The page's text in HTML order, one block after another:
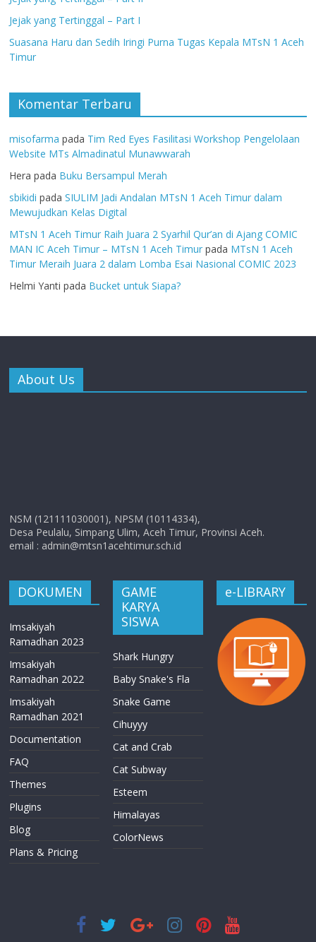
Jejak yang Tertinggal – Part I
Suasana Haru dan Sedih Iringi Purna Tugas Kepala MTsN 1 Aceh
Timur
Komentar Terbaru
misofarma pada Tim Red Eyes Fasilitasi Workshop Pengelolaan
Website MTs Almadinatul Munawwarah
Hera pada Buku Bersampul Merah
sbikidi padaSIULIM Jadi Andalan MTsN 1 Aceh Timur dalam
Mewujudkan Kelas Digital
MTsN 1 Aceh Timur Raih Juara 2 Syarhil Qur’an di Ajang COMIC
MAN IC Aceh Timur – MTsN 1 Aceh Timur pada MTsN 1 Aceh
Timur Meraih Juara 2 dalam Lomba Esai Nasional COMIC 2023
Helmi Yanti pada Bucket untuk Siapa?
About Us
NSM (121111030001), NPSM (10114334),
Desa Peulalu, Simpang Ulim, Aceh Timur, Provinsi Aceh.
email : admin@mtsn1acehtimur.sch.id
DOKUMEN
Imsakiyah
Ramadhan 2023
Imsakiyah
Ramadhan 2022
Imsakiyah
Ramadhan 2021
Documentation
FAQ
Themes
Plugins
Blog
Plans & Pricing
GAME
KARYA
SISWA
Shark Hungry
Baby Snake's Fla
Snake Game
Cihuyyy
Cat and Crab
Cat Subway
Esteem
Himalayas
ColorNews
e-LIBRARY